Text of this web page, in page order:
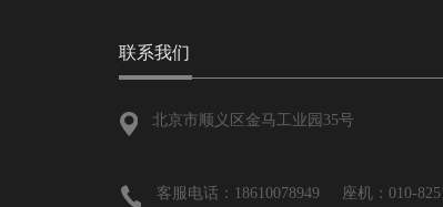
联系我们
北京市顺义区金马工业园35号
客服电话：18610078949 座机：010-